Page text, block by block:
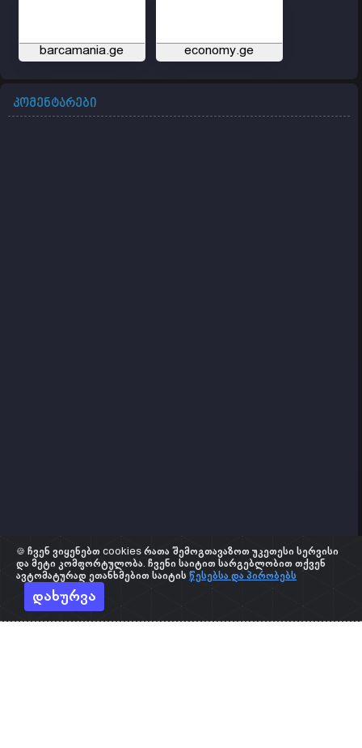
barcamania.ge economy.ge
კომენტარები
🍪 ჩვენ ვიყენებთ cookies რათა შემოგთავაზოთ უკეთესი სერვისი
და მეტი კომფორტულობა. ჩვენი საიტით სარგებლობით თქვენ
ავტომატურად ეთანხმებით საიტის წესებსა და პირობებს
დახურვა